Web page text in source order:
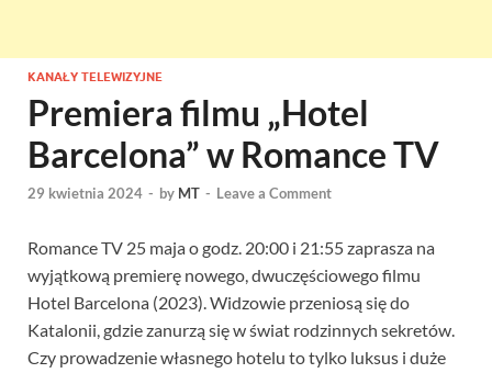
KANAŁY TELEWIZYJNE
Premiera filmu „Hotel
Barcelona” w Romance TV
29 kwietnia 2024 - by MT - Leave a Comment
Romance TV 25 maja o godz. 20:00 i 21:55 zaprasza na
wyjątkową premierę nowego, dwuczęściowego filmu
Hotel Barcelona (2023). Widzowie przeniosą się do
Katalonii, gdzie zanurzą się w świat rodzinnych sekretów.
Czy prowadzenie własnego hotelu to tylko luksus i duże